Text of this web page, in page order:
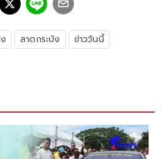
ลาดกระบัง
ข่าววันนี้